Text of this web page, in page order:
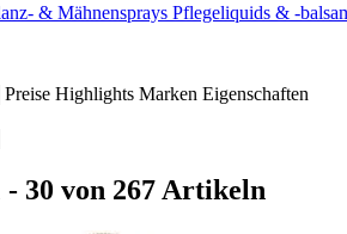
& Mähnensprays Pflegeliquids & -
Preise Highlights Marken Eigenschaften
30 von 267 Artikeln